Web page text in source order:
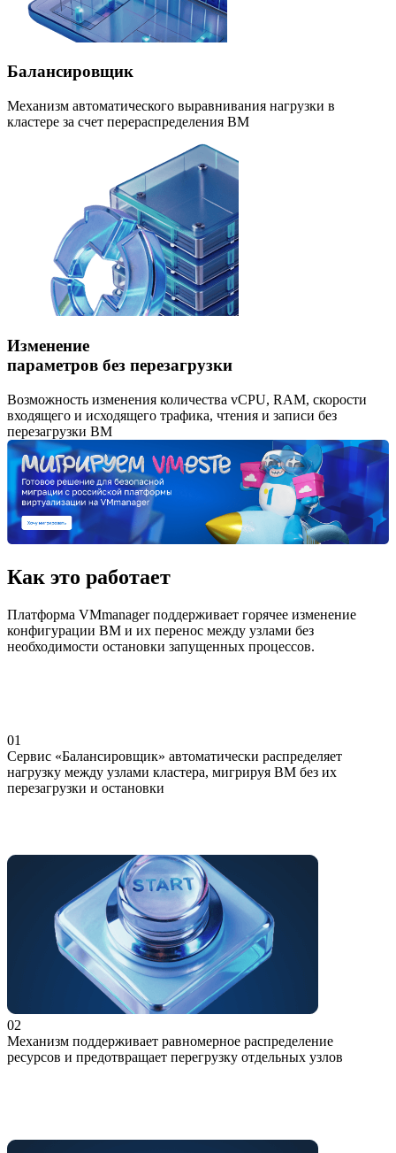
Балансировщик
Механизм автоматического выравнивания нагрузки в
кластере за счет перераспределения ВМ
Изменение
параметров без перезагрузки
Возможность изменения количества vCPU, RAM, скорости
входящего и исходящего трафика, чтения и записи без
перезагрузки ВМ
Как это работает
Платформа VMmanager поддерживает горячее изменение
конфигурации ВМ и их перенос между узлами без
необходимости остановки запущенных процессов.
01
Сервис «Балансировщик» автоматически распределяет
нагрузку между узлами кластера, мигрируя ВМ без их
перезагрузки и остановки
02
Механизм поддерживает равномерное распределение
ресурсов и предотвращает перегрузку отдельных узлов